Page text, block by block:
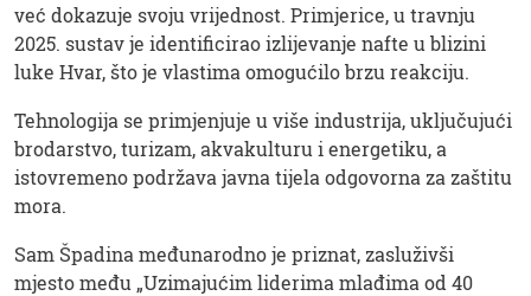
već dokazuje svoju vrijednost. Primjerice, u travnju
2025. sustav je identificirao izlijevanje nafte u blizini
luke Hvar, što je vlastima omogućilo brzu reakciju.
Tehnologija se primjenjuje u više industrija, uključujući
brodarstvo, turizam, akvakulturu i energetiku, a
istovremeno podržava javna tijela odgovorna za zaštitu
mora.
Sam Špadina međunarodno je priznat, zasluživši
mjesto među „Uzimajućim liderima mlađima od 40